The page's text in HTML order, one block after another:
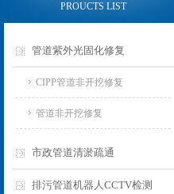
PROUCTS LIST
管道紫外光固化修复
CIPP管道非开挖修复
管道非开挖修复
市政管道清淤疏通
排污管道机器人CCTV检测